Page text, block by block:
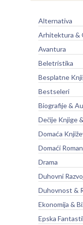
Alternativa
Arhitektura &
Avantura
Beletristika
Besplatne
Bestseleri
Biografije &
Dečije Knjige
Domaća
Domaći
Drama
Duhovni
Duhovnost &
Ekonomija &
Epska